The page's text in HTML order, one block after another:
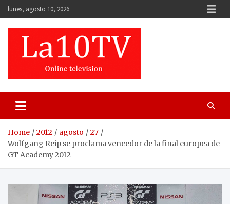
Skip
to
content
lunes, agosto 10, 2026
Home 2012 agosto
27
Wolfgang Reip se proclama vencedor de la final europea de
GT Academy 2012